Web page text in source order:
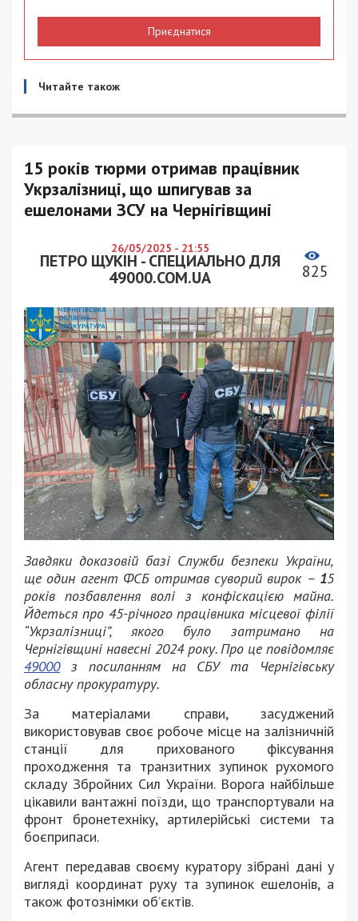
Приєднатися
Читайте також
15 років тюрми отримав працівник
Укрзалізниці, що шпигував за
ешелонами ЗСУ на Чернігівщині
26/05/2025 - 21:55
ПЕТРО ЩУКІН - СПЕЦИАЛЬНО ДЛЯ
49000.COM.UA
825
Завдяки доказовій базі Служби безпеки України,
ще один агент ФСБ отримав суворий вирок – 15
років позбавлення волі з конфіскацією майна.
Йдеться про 45-річного працівника місцевої філії
“Укрзалізниці”, якого було затримано на
Чернігівщині навесні 2024 року. Про це повідомляє
49000з посиланням на СБУ та Чернігівську
обласну прокуратуру.
За матеріалами справи, засуджений
використовував своє робоче місце на залізничній
станції для прихованого фіксування
проходження та транзитних зупинок рухомого
складу Збройних Сил України. Ворога найбільше
цікавили вантажні поїзди, що транспортували на
фронт бронетехніку, артилерійські системи та
боєприпаси.
Агент передавав своєму куратору зібрані дані у
вигляді координат руху та зупинок ешелонів, а
також фотознімки об’єктів.